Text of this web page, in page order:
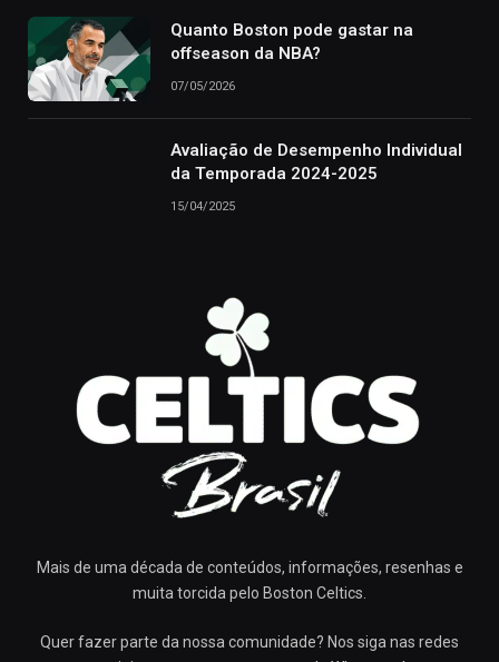
Quanto Boston pode gastar na
offseason da NBA?
07/05/2026
Avaliação de Desempenho Individual
da Temporada 2024-2025
15/04/2025
Mais de uma década de conteúdos, informações, resenhas e
muita torcida pelo Boston Celtics.
Quer fazer parte da nossa comunidade? Nos siga nas redes